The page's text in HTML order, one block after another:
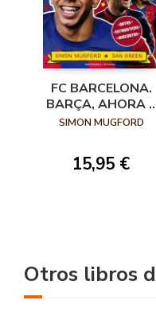
FC BARCELONA.
BARÇA, AHORA Y
SIEMPRE
SIMON MUGFORD
15,95 €
Otros libros